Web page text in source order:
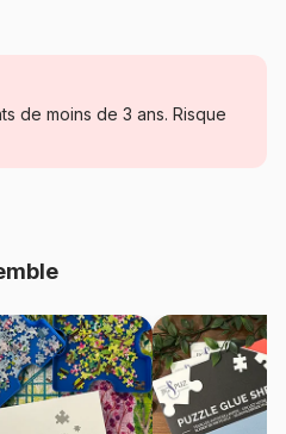
Puzzles - Soleil, Lune et
Pologne
Eurographics-6000-1003
628136610032
de moins de 3 ans. Risque